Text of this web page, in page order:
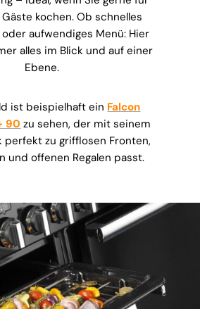
kochen. Ob schnelles
aufwendiges Menü: Hier
alles im Blick und auf einer
Ebene.
ist beispielhaft ein Falcon
90 zu sehen, der mit seinem
perfekt zu grifflosen Fronten,
und offenen Regalen passt.